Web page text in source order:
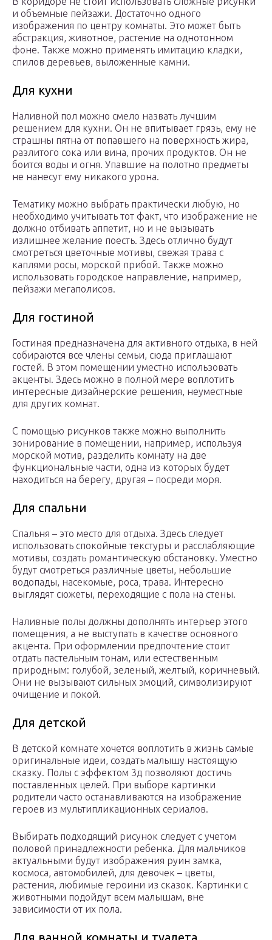
и объемные пейзажи. Достаточно одного
изображения по центру комнаты. Это может быть
абстракция, животное, растение на однотонном
фоне. Также можно применять имитацию кладки,
спилов деревьев, выложенные камни.
Для кухни
Наливной пол можно смело назвать лучшим
решением для кухни. Он не впитывает грязь, ему не
страшны пятна от попавшего на поверхность жира,
разлитого сока или вина, прочих продуктов. Он не
боится воды и огня. Упавшие на полотно предметы
не нанесут ему никакого урона.
Тематику можно выбрать практически любую, но
необходимо учитывать тот факт, что изображение не
должно отбивать аппетит, но и не вызывать
излишнее желание поесть. Здесь отлично будут
смотреться цветочные мотивы, свежая трава с
каплями росы, морской прибой. Также можно
использовать городское направление, например,
пейзажи мегаполисов.
Для гостиной
Гостиная предназначена для активного отдыха, в ней
собираются все члены семьи, сюда приглашают
гостей. В этом помещении уместно использовать
акценты. Здесь можно в полной мере воплотить
интересные дизайнерские решения, неуместные
для других комнат.
С помощью рисунков также можно выполнить
зонирование в помещении, например, используя
морской мотив, разделить комнату на две
функциональные части, одна из которых будет
находиться на берегу, другая – посреди моря.
Для спальни
Спальня – это место для отдыха. Здесь следует
использовать спокойные текстуры и расслабляющие
мотивы, создать романтическую обстановку. Уместно
будут смотреться различные цветы, небольшие
водопады, насекомые, роса, трава. Интересно
выглядят сюжеты, переходящие с пола на стены.
Наливные полы должны дополнять интерьер этого
помещения, а не выступать в качестве основного
акцента. При оформлении предпочтение стоит
отдать пастельным тонам, или естественным
природным: голубой, зеленый, желтый, коричневый.
Они не вызывают сильных эмоций, символизируют
очищение и покой.
Для детской
В детской комнате хочется воплотить в жизнь самые
оригинальные идеи, создать малышу настоящую
сказку. Полы с эффектом 3д позволяют достичь
поставленных целей. При выборе картинки
родители часто останавливаются на изображение
героев из мультипликационных сериалов.
Выбирать подходящий рисунок следует с учетом
половой принадлежности ребенка. Для мальчиков
актуальными будут изображения руин замка,
космоса, автомобилей, для девочек – цветы,
растения, любимые героини из сказок. Картинки с
животными подойдут всем малышам, вне
зависимости от их пола.